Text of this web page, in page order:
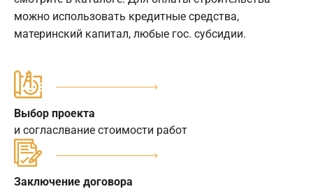
можно использовать кредитные средства,
материнский капитал, любые гос. субсидии.
Выбор проекта
и согласлвание стоимости работ
Заключение договора